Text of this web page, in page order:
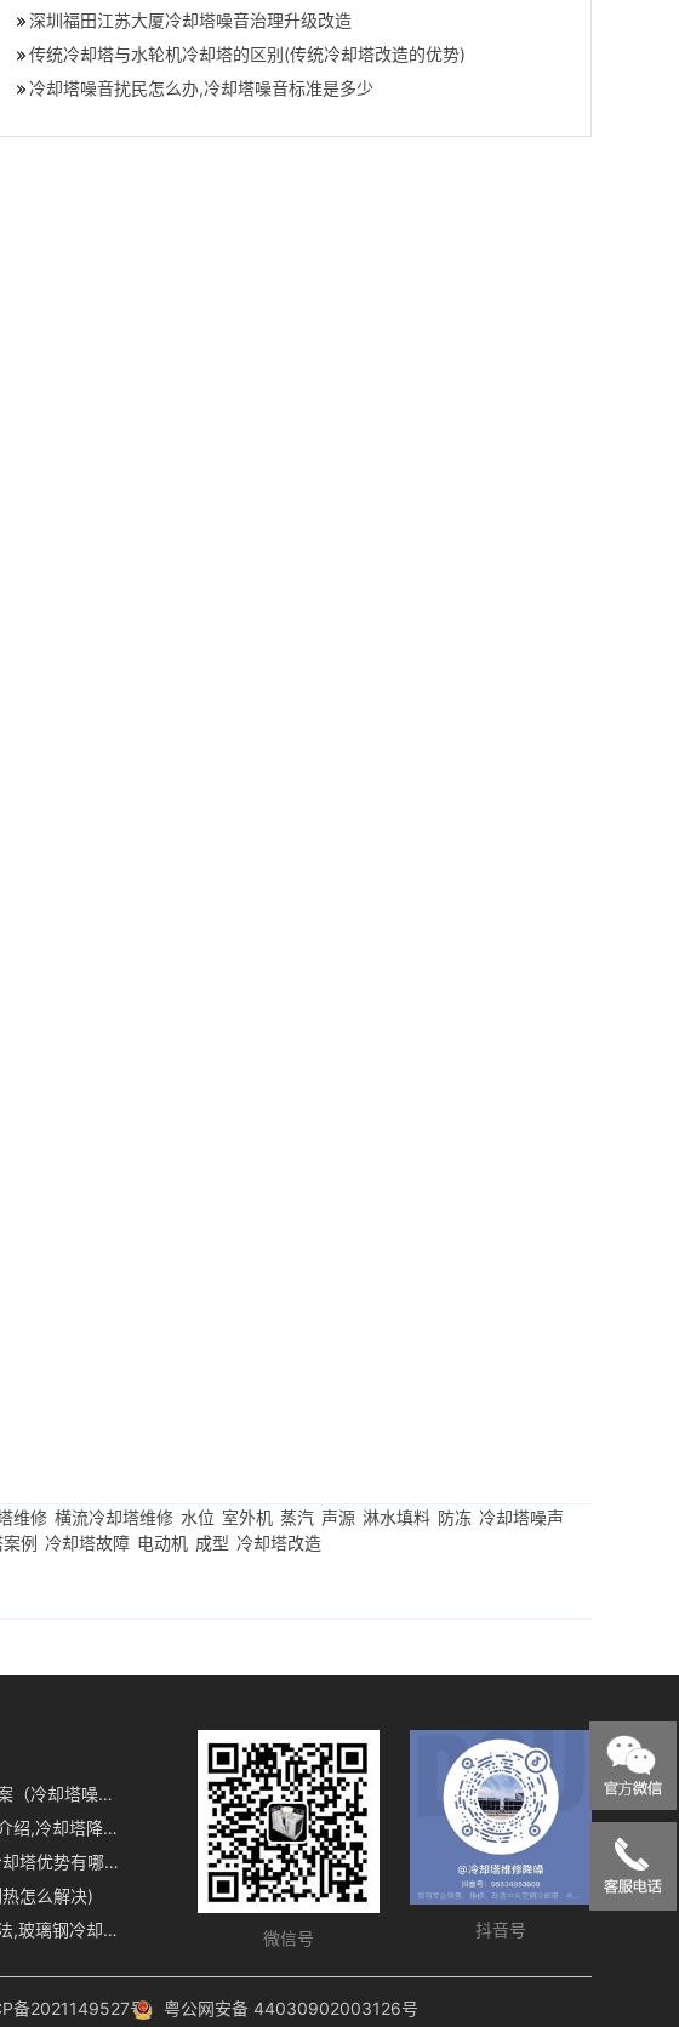
深圳福田江苏大厦冷却塔噪音治理升级改造
传统冷却塔与水轮机冷却塔的区别(传统冷却塔改造的优势)
冷却塔噪音扰民怎么办,冷却塔噪音标准是多少
维修 横流冷却塔维修 水位 室外机 蒸汽 声源 淋水填料 防冻 冷却塔噪声
例 冷却塔故障 电动机 成型 冷却塔改造
冷却塔噪声源及常见处理方案（冷却塔噪声控制方法）,冷却塔噪声标准
冷却塔降噪方法及解决方案介绍,冷却塔降噪工程
冷却塔设备未来发展趋势(冷却塔优势有哪些)
怎么解决)
玻璃钢冷却塔漏水的解决办法,玻璃钢冷却塔裂缝修复
抖音号
微信号
备2021149527号 粤公网安备 44030902003126号